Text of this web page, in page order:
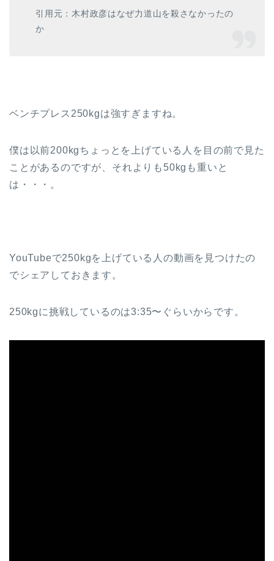
引用元：木村政彦はなぜ力道山を殺さなかったの
か
ベンチプレス250kgは強すぎますね。
僕は以前200kgちょっとを上げている人を目の前で見た
ことがあるのですが、それよりも50kgも重いと
は・・・。
YouTubeで250kgを上げている人の動画を見つけたの
でシェアしておきます。
250kgに挑戦しているのは3:35〜ぐらいからです。